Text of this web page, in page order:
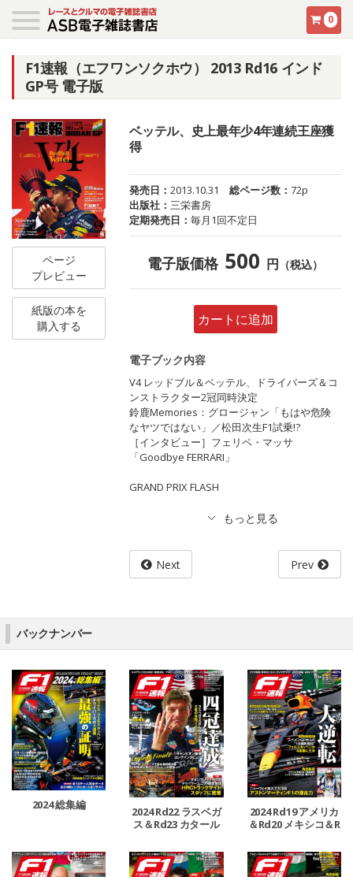
0
F1速報（エフワンソクホウ） 2013 Rd16 インド
GP号 電子版
ページ
プレビュー
紙版の本を
購入する
ベッテル、史上最年少4年連続王座獲
得
発売日：2013.10.31 総ページ数：72p
出版社：三栄書房
定期発売日：毎月1回不定日
電子版価格 500 円 （税込）
カートに追加
電子ブック内容
V4 レッドブル＆ベッテル、ドライバーズ＆コ
ンストラクター2冠同時決定
鈴鹿Memories：グロージャン「もはや危険
なヤツではない」／松田次生F1試乗!?
［インタビュー］フェリペ・マッサ
「Goodbye FERRARI」
GRAND PRIX FLASH
Next Prev
バックナンバー
2024 総集編
2024 Rd22 ラスベガ
ス＆Rd23 カタール
＆Rd24 アブダビGP
号
2024 Rd19 アメリカ
＆Rd20 メキシコ＆R
d21 ブラジルGP号